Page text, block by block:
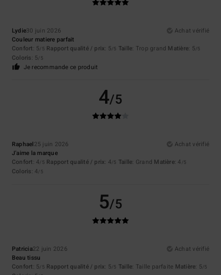
Lydie30 juin 2026
Achat vérifié
Couleur matiere parfait
Confort: 5/5 Rapport qualité / prix: 5/5 Taille: Trop grand Matière: 5/5
Coloris: 5/5
Je recommande ce produit
4/5
Raphael25 juin 2026
Achat vérifié
J'aime la marque
Confort: 4/5 Rapport qualité / prix: 4/5 Taille: Grand Matière: 4 /5
Coloris: 4/5
5/5
Patricia22 juin 2026
Achat vérifié
Beau tissu
Confort: 5/5 Rapport qualité / prix: 5/5 Taille: Taille parfaite Matière: 5/5